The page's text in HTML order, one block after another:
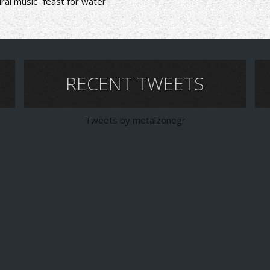
RECENT TWEETS
Tweets by metalzonegr